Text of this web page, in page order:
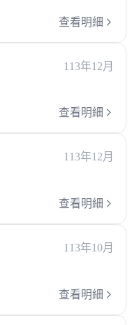
查看明細
113年12月
查看明細
113年12月
查看明細
113年10月
查看明細